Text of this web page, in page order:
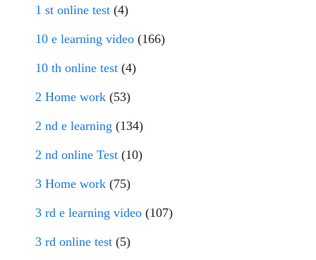
1 st online test (4)
10 e learning video (166)
10 th online test (4)
2 Home work (53)
2 nd e learning (134)
2 nd online Test (10)
3 Home work (75)
3 rd e learning video (107)
3 rd online test (5)